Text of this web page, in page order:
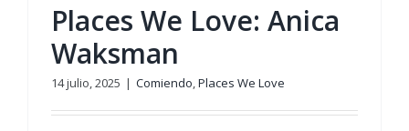
Places We Love: Anica
Waksman
14 julio, 2025 | Comiendo,Places We Love